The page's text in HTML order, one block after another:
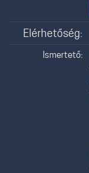
Elérhetőség:
Ismertető: